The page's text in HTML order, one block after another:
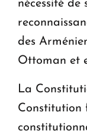
nécessité de
des
Ottoman et
La
Constitution